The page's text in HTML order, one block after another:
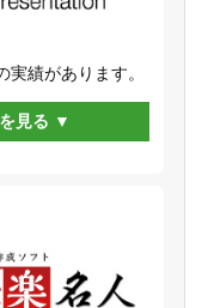
績があります。
見る